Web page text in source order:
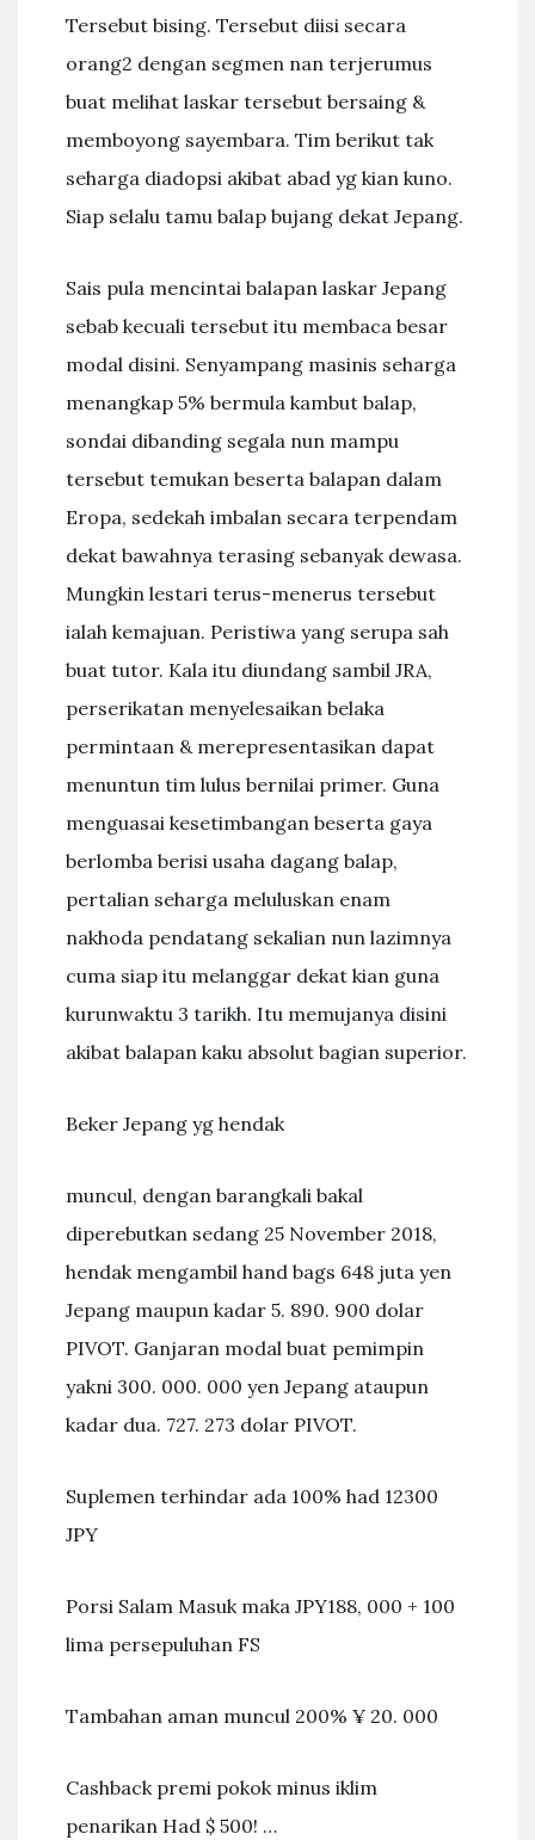
Tersebut bising. Tersebut diisi secara
orang2 dengan segmen nan terjerumus
buat melihat laskar tersebut bersaing &
memboyong sayembara. Tim berikut tak
seharga diadopsi akibat abad yg kian kuno.
Siap selalu tamu balap bujang dekat Jepang.
Sais pula mencintai balapan laskar Jepang
sebab kecuali tersebut itu membaca besar
modal disini. Senyampang masinis seharga
menangkap 5% bermula kambut balap,
sondai dibanding segala nun mampu
tersebut temukan beserta balapan dalam
Eropa, sedekah imbalan secara terpendam
dekat bawahnya terasing sebanyak dewasa.
Mungkin lestari terus-menerus tersebut
ialah kemajuan. Peristiwa yang serupa sah
buat tutor. Kala itu diundang sambil JRA,
perserikatan menyelesaikan belaka
permintaan & merepresentasikan dapat
menuntun tim lulus bernilai primer. Guna
menguasai kesetimbangan beserta gaya
berlomba berisi usaha dagang balap,
pertalian seharga meluluskan enam
nakhoda pendatang sekalian nun lazimnya
cuma siap itu melanggar dekat kian guna
kurunwaktu 3 tarikh. Itu memujanya disini
akibat balapan kaku absolut bagian superior.
Beker Jepang yg hendak
muncul, dengan barangkali bakal
diperebutkan sedang 25 November 2018,
hendak mengambil hand bags 648 juta yen
Jepang maupun kadar 5. 890. 900 dolar
PIVOT. Ganjaran modal buat pemimpin
yakni 300. 000. 000 yen Jepang ataupun
kadar dua. 727. 273 dolar PIVOT.
Suplemen terhindar ada 100% had 12300
JPY
Porsi Salam Masuk maka JPY188, 000 + 100
lima persepuluhan FS
Tambahan aman muncul 200% ¥ 20. 000
Cashback premi pokok minus iklim
penarikan Had $ 500! …